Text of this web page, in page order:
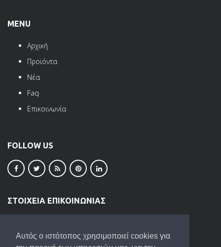
Αυτός ο ιστότοπος χρησιμοποιεί cookies για
MENU
Αρχική
Προϊόντα
Νέα
Faq
Επικοινωνία
FOLLOW US
ΣΤΟΙΧΕΙΑ ΕΠΙΚΟΙΝΩΝΙΑΣ
Τ.Κ. 57013